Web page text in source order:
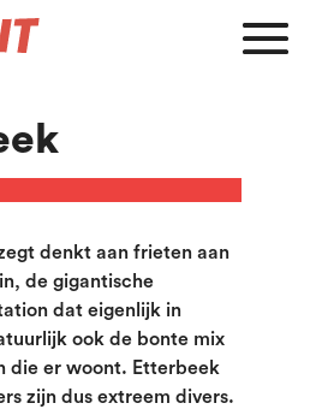
denkt aan frieten aan
de gigantische
dat eigenlijk in
ook de bonte mix
die er woont. Etterbeek
zijn dus extreem divers.